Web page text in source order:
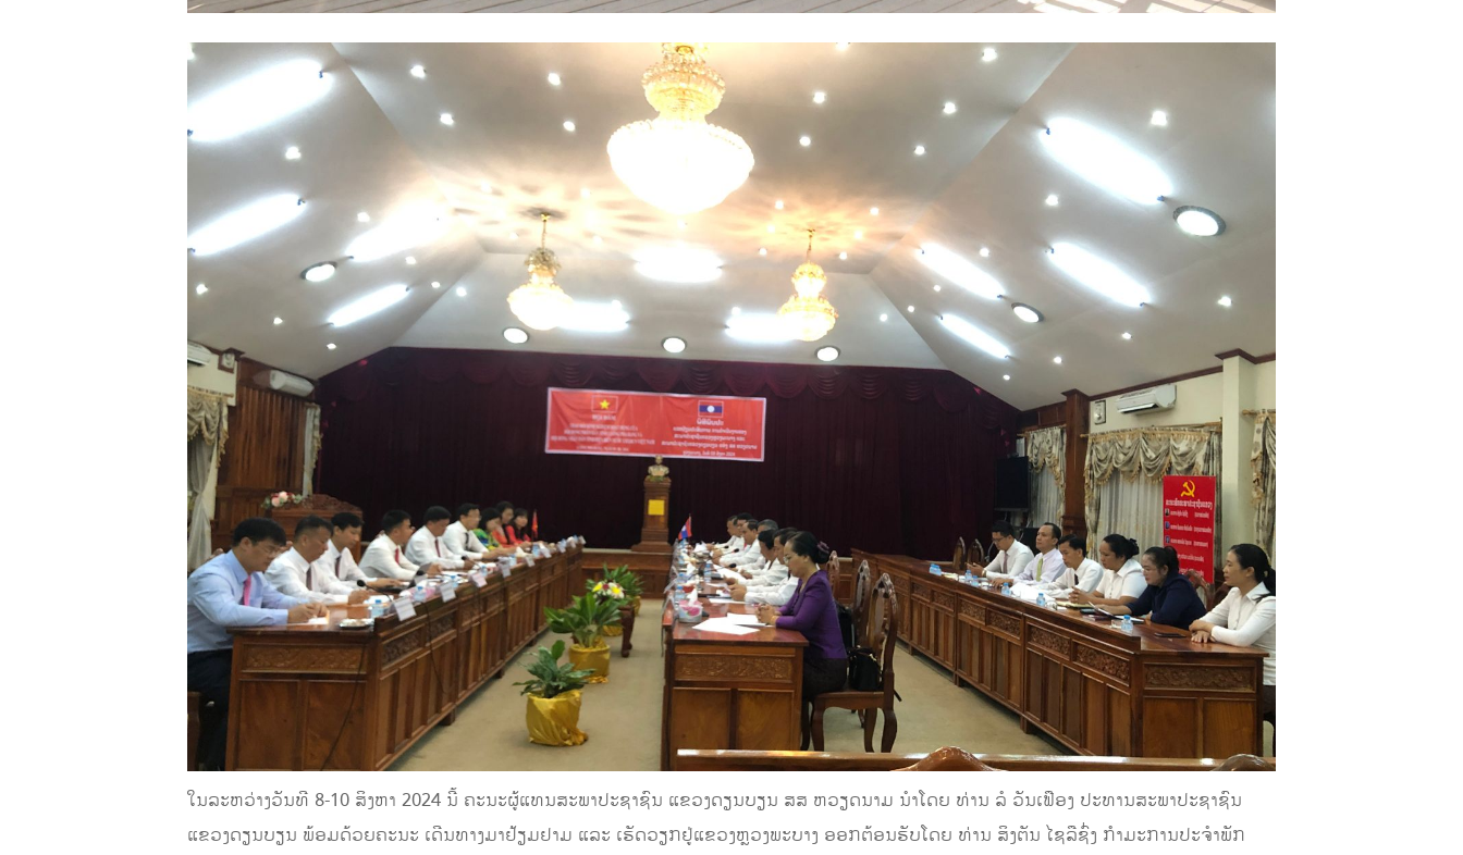
ໃນລະຫວ່າງວັນທີ 8-10 ສິງຫາ 2024 ນີ້ ຄະນະຜູ້ແທນສະພາປະຊາຊົນ ແຂວງດຽນບຽນ ສສ ຫວຽດນາມ ນຳໂດຍ ທ່ານ ລໍ ວັນເຟືອງ ປະທານສະພາປະຊາຊົນ
ແຂວງດຽນບຽນ ພ້ອມດ້ວຍຄະນະ ເດີນທາງມາຢ້ຽມຢາມ ແລະ ເຮັດວຽກຢູ່ແຂວງຫຼວງພະບາງ ອອກຕ້ອນຮັບໂດຍ ທ່ານ ສິງຕັນ ໄຊລືຊົງ ກຳມະການປະຈຳພັກ